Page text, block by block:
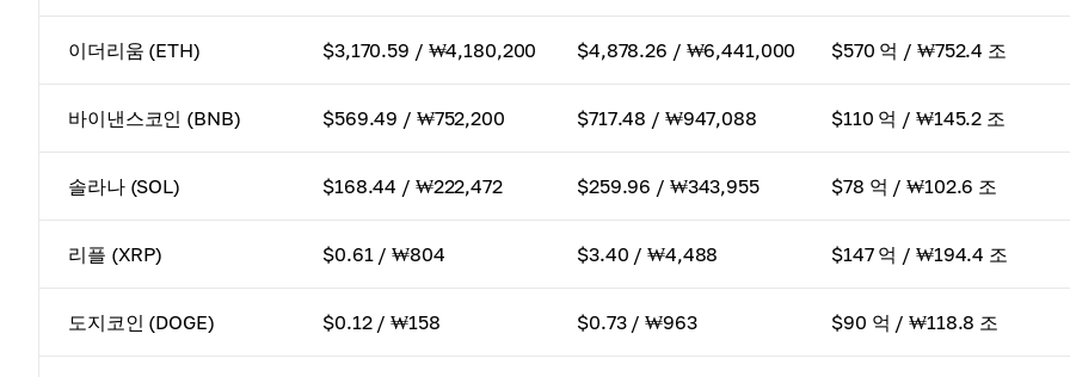
이더리움 (ETH) $3,170.59 / ₩4,180,200 $4,878.26 / ₩6,441,000 $570 억 / ₩752.4 조
바이낸스코인 (BNB) $569.49 / ₩752,200 $717.48 / ₩947,088 $110 억 / ₩145.2 조
솔라나 (SOL) $168.44 / ₩222,472 $259.96 / ₩343,955 $78 억 / ₩102.6 조
리플 (XRP) $0.61 / ₩804 $3.40 / ₩4,488 $147 억 / ₩194.4 조
도지코인 (DOGE) $0.12 / ₩158 $0.73 / ₩963 $90 억 / ₩118.8 조